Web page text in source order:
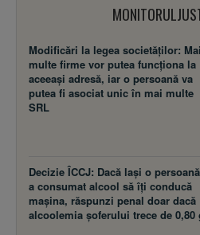
Modificări la legea societăţilor: Mai
multe firme vor putea funcţiona la
aceeaşi adresă, iar o persoană va
putea fi asociat unic în mai multe
SRL
Decizie ÎCCJ: Dacă laşi o
a consumat alcool să îţi conducă
maşina, răspunzi penal doar dacă
alcoolemia şoferului trece de 0,80